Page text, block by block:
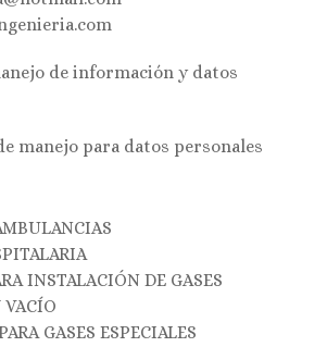
de información y datos
manejo para datos personales
INSTALACIÓN DE GASES
GASES ESPECIALES